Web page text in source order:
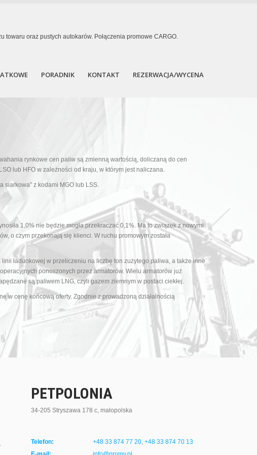
oraz pustych autokarów. Połączenia promowe CARGO.
PORADNIK KONTAKT REZERWACJA/WYCENA
rynkowe cen paliw są zmienną wartością, doliczaną do cen
lub HFO w zależności od kraju, w którym jest naliczana.
siarkowa” z kodami MGO lub LSS.
1,0% nie będzie mogła przekraczać 0,1%. Ma to związek z nowymi
o czym przekonają się klienci. W ruchu promowym została
ładunkowej w przeliczeniu na liczbę ton zużytego paliwa, a także inne
ponoszonych przez armatorów. Wielu armatorów już
są paliwem LNG, czyli gazem ziemnym w postaci ciekłej.
w cenę końcową oferty. Zgodnie z prowadzoną działalnością
PETPOLONIA
34-205 Stryszawa 178 c, małopolska
Telefon: +48 33 874 77 20, +48 33 874 70 13